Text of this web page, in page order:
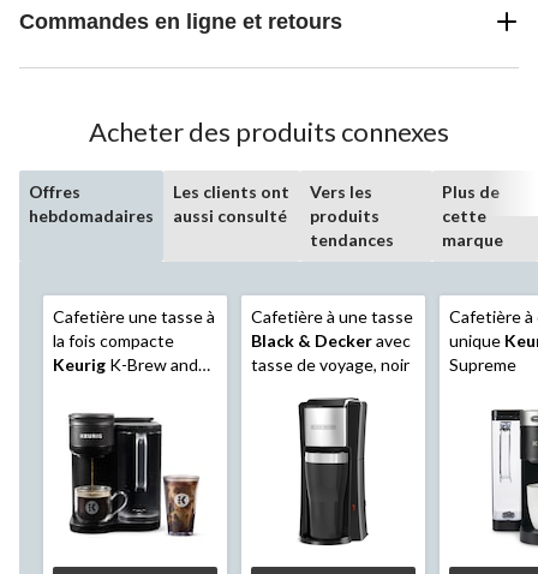
Commandes en ligne et retours
Acheter des produits connexes
Offres
hebdomadaires
Les clients ont
aussi consulté
Vers les
produits
tendances
Plus de
cette
marque
Cafetière une tasse à
la fois compacte
Keurig K-Brew and
Cafetière à une tasse
Black & Deckeravec
tasse de voyage, noir
Cafetière à
unique
Supreme